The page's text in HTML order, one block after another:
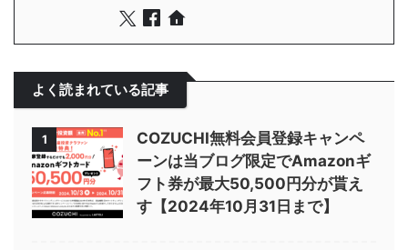
よく読まれている記事
1
COZUCHI無料会員登録キャンペ
ーンは当ブログ限定でAmazonギ
フト券が最大50,500円分が貰え
す【2024年10月31日まで】